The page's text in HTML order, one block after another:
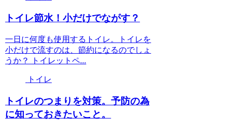
トイレ節水！小だけでながす？
一日に何度も使用するトイレ。トイレを
小だけで流すのは、節約になるのでしょ
うか？ トイレットペ...
トイレ
トイレのつまりを対策。予防の為
に知っておきたいこと。